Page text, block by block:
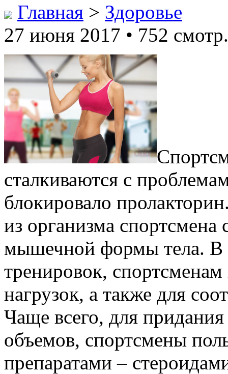
Главная > Здоровье
27 июня 2017 • 752 смотр.
сталкиваются с
блокировало
из организма спортсмена
мышечной формы тела. В
тренировок,
нагрузок, а также для
Чаще всего, для
объемов, спортсмены
препаратами –